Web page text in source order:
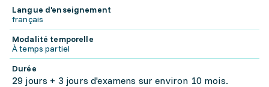
Langue d'enseignement
français
Modalité temporelle
À temps partiel
Durée
29 jours + 3 jours d'examens sur environ 10 mois.